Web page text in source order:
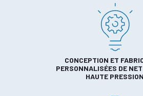
CONCEPTION ET
PERSONNALISÉES DE
HAUTE PRESSION